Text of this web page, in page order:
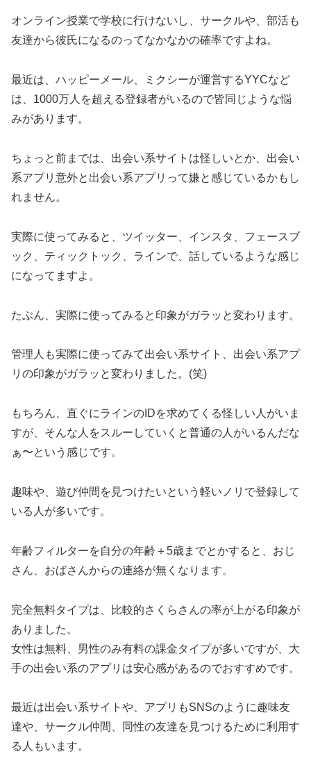
オンライン授業で学校に行けないし、サークルや、部活も
友達から彼氏になるのってなかなかの確率ですよね。
最近は、ハッピーメール、ミクシーが運営するYYCなど
は、1000万人を超える登録者がいるので皆同じような悩
みがあります。
ちょっと前までは、出会い系サイトは怪しいとか、出会い
系アプリ意外と出会い系アプリって嫌と感じているかもし
れません。
実際に使ってみると、ツイッター、インスタ、フェースブ
ック、ティックトック、ラインで、話しているような感じ
になってますよ。
たぶん、実際に使ってみると印象がガラッと変わります。
管理人も実際に使ってみて出会い系サイト、出会い系アプ
リの印象がガラッと変わりました。(笑)
もちろん、直ぐにラインのIDを求めてくる怪しい人がいま
すが、そんな人をスルーしていくと普通の人がいるんだな
ぁ〜という感じです。
趣味や、遊び仲間を見つけたいという軽いノリで登録して
いる人が多いです。
年齢フィルターを自分の年齢＋5歳までとかすると、おじ
さん、おばさんからの連絡が無くなります。
完全無料タイプは、比較的さくらさんの率が上がる印象が
ありました。
女性は無料、男性のみ有料の課金タイプが多いですが、大
手の出会い系のアプリは安心感があるのでおすすめです。
最近は出会い系サイトや、アプリもSNSのように趣味友
達や、サークル仲間、同性の友達を見つけるために利用す
る人もいます。